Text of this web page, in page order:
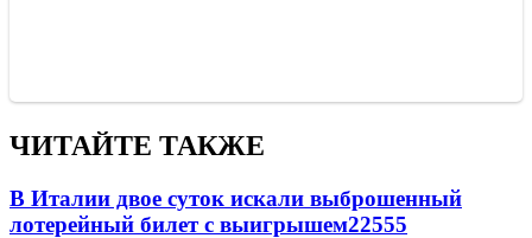
ЧИТАЙТЕ ТАКЖЕ
В Италии двое суток искали выброшенный
лотерейный билет с выигрышем22555